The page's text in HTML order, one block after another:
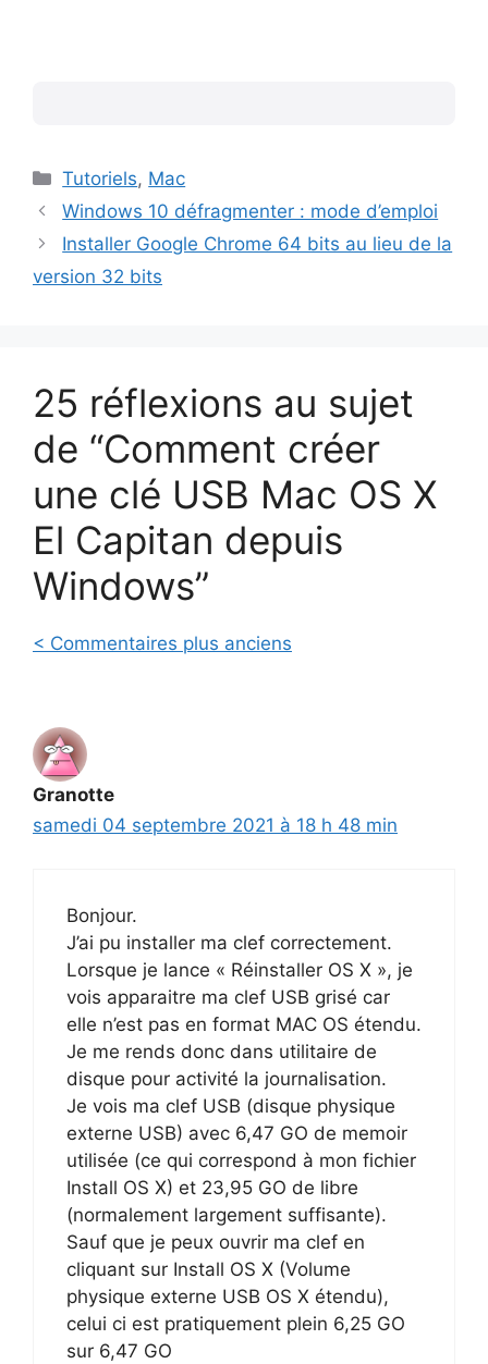
Catégories
Tutoriels, Mac
Windows 10 défragmenter : mode d’emploi
Installer Google Chrome 64 bits au lieu de la
version 32 bits
25 réflexions au sujet
de “Comment créer
une clé USB Mac OS X
El Capitan depuis
Windows”
Navigation
commentaires
< Commentaires plus anciens
Granotte
samedi 04 septembre 2021 à 18 h 48 min
Bonjour.
J’ai pu installer ma clef correctement.
Lorsque je lance « Réinstaller OS X », je
vois apparaitre ma clef USB grisé car
elle n’est pas en format MAC OS étendu.
Je me rends donc dans utilitaire de
disque pour activité la journalisation.
Je vois ma clef USB (disque physique
externe USB) avec 6,47 GO de memoir
utilisée (ce qui correspond à mon fichier
Install OS X) et 23,95 GO de libre
(normalement largement suffisante).
Sauf que je peux ouvrir ma clef en
cliquant sur Install OS X (Volume
physique externe USB OS X étendu),
celui ci est pratiquement plein 6,25 GO
sur 6,47 GO